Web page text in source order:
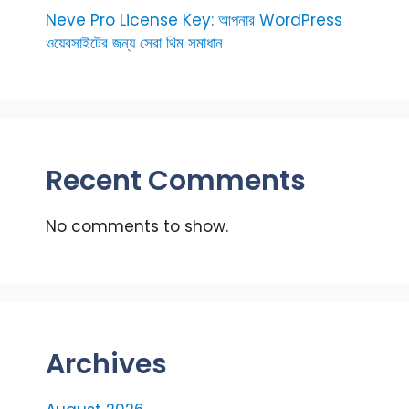
Neve Pro License Key: আপনার WordPress
ওয়েবসাইটের জন্য সেরা থিম সমাধান
Recent Comments
No comments to show.
Archives